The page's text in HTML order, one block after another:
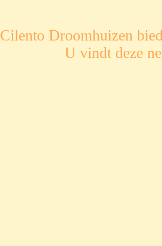
Cilento Droomhuizen
U vindt deze